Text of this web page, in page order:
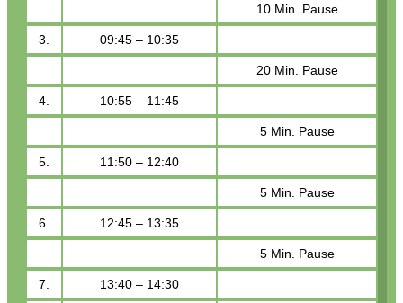
10 Min. Pause
3. 09:45 – 10:35
20 Min. Pause
4. 10:55 – 11:45
5 Min. Pause
5. 11:50 – 12:40
5 Min. Pause
6. 12:45 – 13:35
5 Min. Pause
7. 13:40 – 14:30